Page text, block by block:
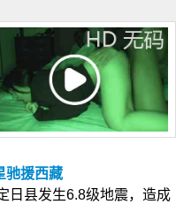
驰援西藏
县发生6.8级地震，造成